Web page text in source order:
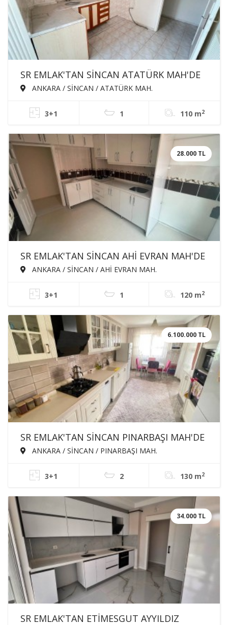
SR EMLAK'TAN SİNCAN ATATÜRK MAH'DE
3+1 110m² ARA KATTA ÖN CEPHE SATILIK
ANKARA / SİNCAN / ATATÜRK MAH.
3+1 1 110 m2
28.000 TL
SR EMLAK'TAN SİNCAN AHİ EVRAN MAH'DE
3+1 120m² ARA KATTA ÖN CEPHE
ANKARA / SİNCAN / AHİ EVRAN MAH.
3+1 1 120 m2
6.100.000 TL
SR EMLAK'TAN SİNCAN PINARBAŞI MAH'DE
3+1 130m² ARA KATTA ASANSÖRLÜ
DAİRE
ANKARA / SİNCAN / PINARBAŞI MAH.
3+1 2 130 m2
34.000 TL
SR EMLAK'TAN ETİMESGUT AYYILDIZ